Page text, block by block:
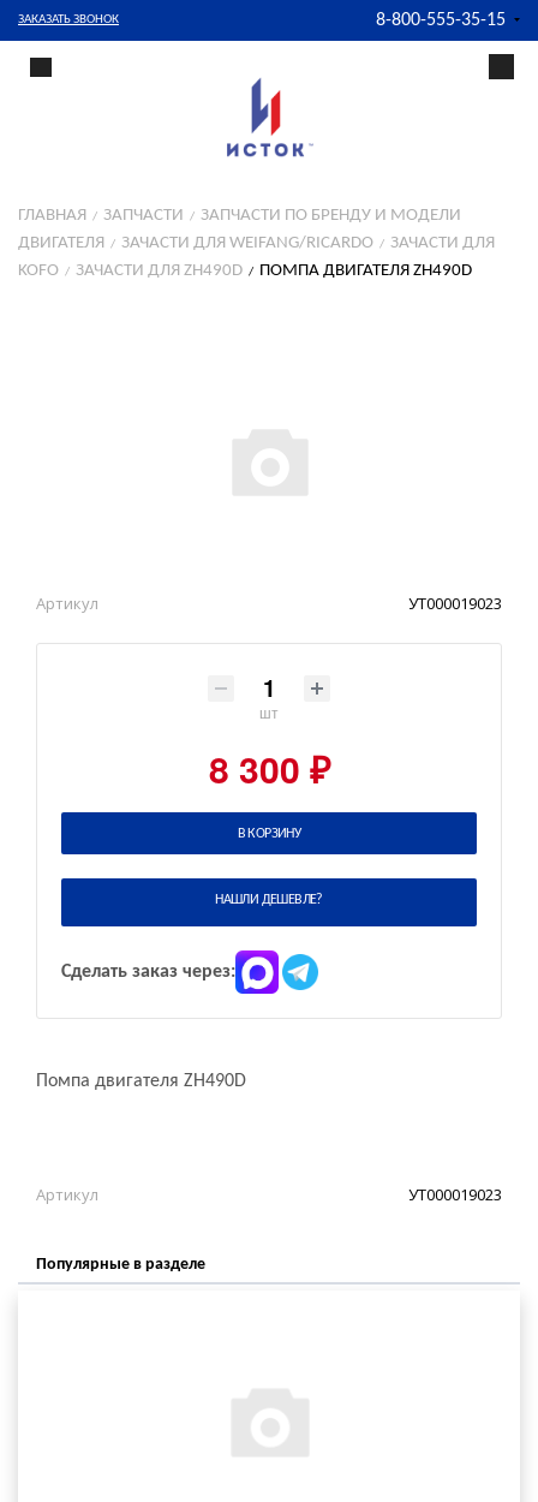
ЗАКАЗАТЬ ЗВОНОК 8-800-555-35-15
ГЛАВНАЯ ЗАПЧАСТИ
ЗАПЧАСТИ ПО БРЕНДУ И МОДЕЛИ
ДВИГАТЕЛЯ
ЗАЧАСТИ ДЛЯ WEIFANG/RICARDO
ЗАЧАСТИ ДЛЯ
KOFO
ЗАЧАСТИ ДЛЯ ZH490D ПОМПА ДВИГАТЕЛЯ ZH490D
Артикул УТ000019023
шт
8 300 ₽
В КОРЗИНУ
НАШЛИ ДЕШЕВЛЕ?
Сделать заказ через:
Помпа двигателя ZH490D
Артикул УТ000019023
Популярные в разделе